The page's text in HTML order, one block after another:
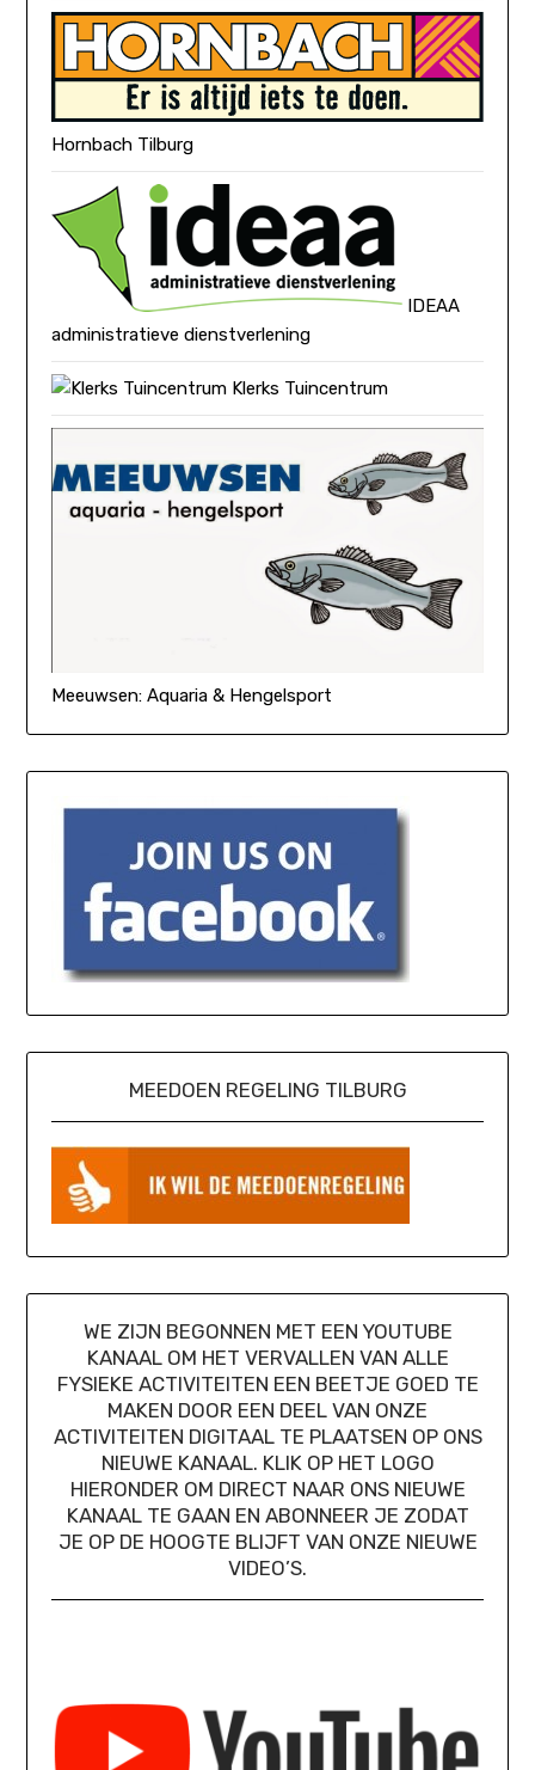
Hornbach Tilburg
IDEAA
administratieve dienstverlening
Klerks Tuincentrum
Meeuwsen: Aquaria & Hengelsport
MEEDOEN REGELING TILBURG
WE ZIJN BEGONNEN MET EEN YOUTUBE
KANAAL OM HET VERVALLEN VAN ALLE
FYSIEKE ACTIVITEITEN EEN BEETJE GOED TE
MAKEN DOOR EEN DEEL VAN ONZE
ACTIVITEITEN DIGITAAL TE PLAATSEN OP ONS
NIEUWE KANAAL. KLIK OP HET LOGO
HIERONDER OM DIRECT NAAR ONS NIEUWE
KANAAL TE GAAN EN ABONNEER JE ZODAT
JE OP DE HOOGTE BLIJFT VAN ONZE NIEUWE
VIDEO’S.